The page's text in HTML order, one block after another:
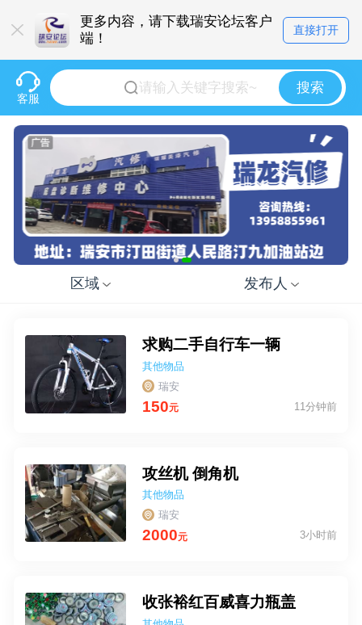
更多内容，请下载瑞安论坛客户
端！
直接打开
客服
搜索
区域 发布人
求购二手自行车一辆
其他物品
瑞安
150元 11分钟前
攻丝机 倒角机
其他物品
瑞安
2000元 3小时前
收张裕红百威喜力瓶盖